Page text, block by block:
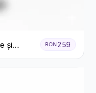
și
RON259